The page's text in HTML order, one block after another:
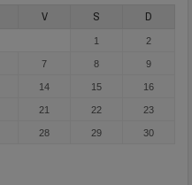
V S D
1 2
7 8 9
14 15 16
21 22 23
28 29 30